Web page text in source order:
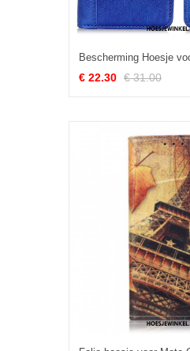
€ 22.30 € 31.00